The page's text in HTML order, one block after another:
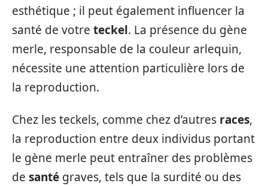
esthétique ; il peut également influencer la
santé de votre teckel. La présence du gène
merle, responsable de la couleur arlequin,
nécessite une attention particulière lors de
la reproduction.
Chez les teckels, comme chez d’autres races,
la reproduction entre deux individus portant
le gène merle peut entraîner des problèmes
de santé graves, tels que la surdité ou des